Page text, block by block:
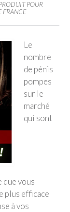
POUR
FRANCE
Le
nombre
de pénis
pompes
sur le
marché
qui sont
que vous
plus efficace
à vos